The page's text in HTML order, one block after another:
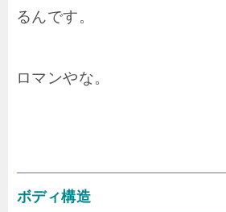
るんです。
ロマンやな。
ボディ構造